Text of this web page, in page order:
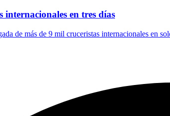
en tres días
de más de 9 mil cruceristas internacionales en